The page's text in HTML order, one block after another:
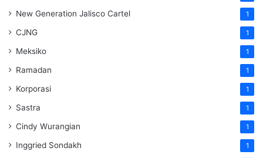
New Generation Jalisco Cartel 1
CJNG 1
Meksiko 1
Ramadan 1
Korporasi 1
Sastra 1
Cindy Wurangian 1
Inggried Sondakh 1